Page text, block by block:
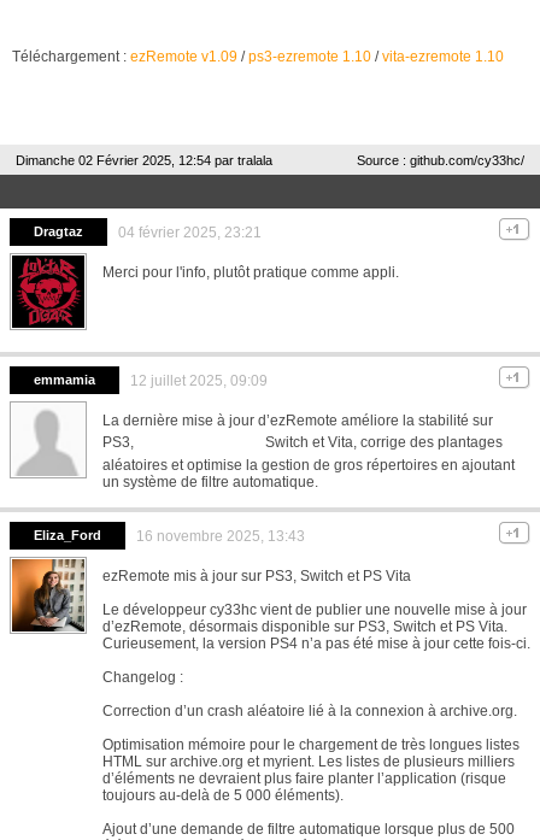
Téléchargement : ezRemote v1.09 /ps3-ezremote 1.10 /vita-ezremote 1.10
Dimanche 02 Février 2025, 12:54 par tralala Source : github.com/cy33hc/
Dragtaz 04 février 2025, 23:21
Merci pour l'info, plutôt pratique comme appli.
emmamia 12 juillet 2025, 09:09
La dernière mise à jour d’ezRemote améliore la stabilité sur
PS3,
Switch et Vita, corrige des plantages
aléatoires et optimise la gestion de gros répertoires en ajoutant
un système de filtre automatique.
Eliza_Ford 16 novembre 2025, 13:43
ezRemote mis à jour sur PS3, Switch et PS Vita
Le développeur cy33hc vient de publier une nouvelle mise à jour
d’ezRemote, désormais disponible sur PS3, Switch et PS Vita.
Curieusement, la version PS4 n’a pas été mise à jour cette fois-ci.
Changelog :
Correction d’un crash aléatoire lié à la connexion à archive.org.
Optimisation mémoire pour le chargement de très longues listes
HTML sur archive.org et myrient. Les listes de plusieurs milliers
d’éléments ne devraient plus faire planter l’application (risque
toujours au-delà de 5 000 éléments).
Ajout d’une demande de filtre automatique lorsque plus de 500